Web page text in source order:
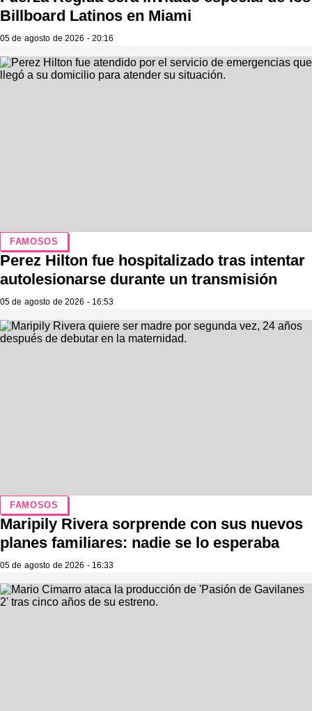
Billboard Latinos en Miami
05 de agosto de 2026 - 20:16
FAMOSOS
Perez Hilton fue hospitalizado tras intentar
autolesionarse durante un transmisión
05 de agosto de 2026 - 16:53
FAMOSOS
Maripily Rivera sorprende con sus nuevos
planes familiares: nadie se lo esperaba
05 de agosto de 2026 - 16:33